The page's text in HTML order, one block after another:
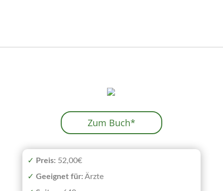
Zum Buch*
✓ Preis: 52,00€
✓ Geeignet für: Ärzte